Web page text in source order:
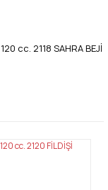
cc. 2118 SAHRA BEJİ